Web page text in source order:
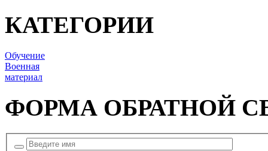
КАТЕГОРИИ
Обучение
Военная
материал
ФОРМА ОБРАТНОЙ